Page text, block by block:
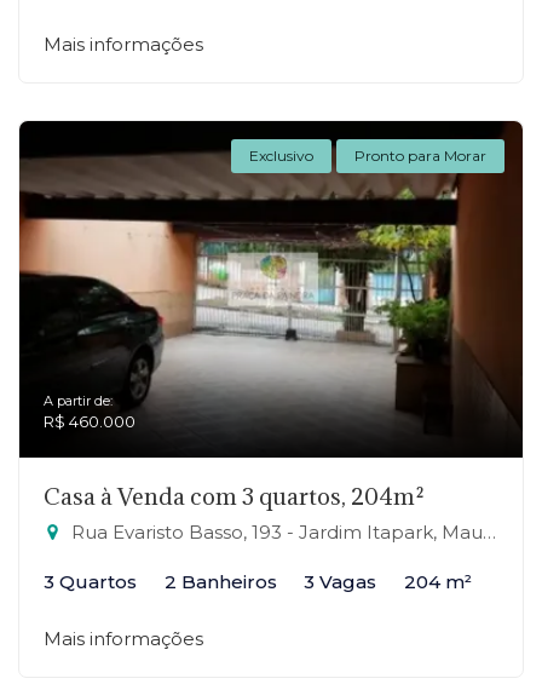
Mais informações
Exclusivo Pronto para Morar
A partir de:
R$ 460.000
Casa à Venda com 3 quartos, 204m²
Rua Evaristo Basso, 193 - Jardim Itapark, Mauá-SP
3 Quartos 2 Banheiros 3 Vagas 204 m²
Mais informações